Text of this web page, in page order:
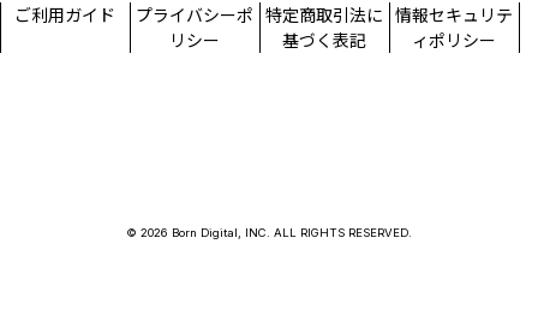
ご利用ガイド
プライバシーポ
リシー
特定商取引法に
基づく表記
情報セキュリテ
ィポリシー
© 2026 Born Digital, INC. ALL RIGHTS RESERVED.